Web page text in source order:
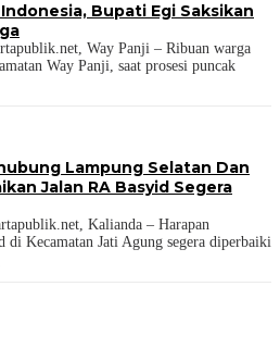
Bupati Egi Saksikan
Way Panji – Ribuan warga
Way Panji, saat prosesi puncak
Lampung Selatan Dan
Jalan RA Basyid Segera
Kalianda – Harapan
di Kecamatan Jati Agung segera diperbaiki